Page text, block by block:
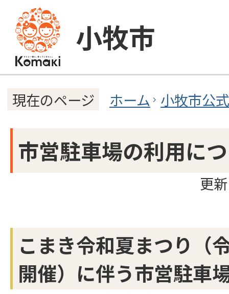
小牧市
現在のページ ホーム 小牧市公
市営駐車場の利用に
更
こまき令和夏まつり（
開催）に伴う市営駐車